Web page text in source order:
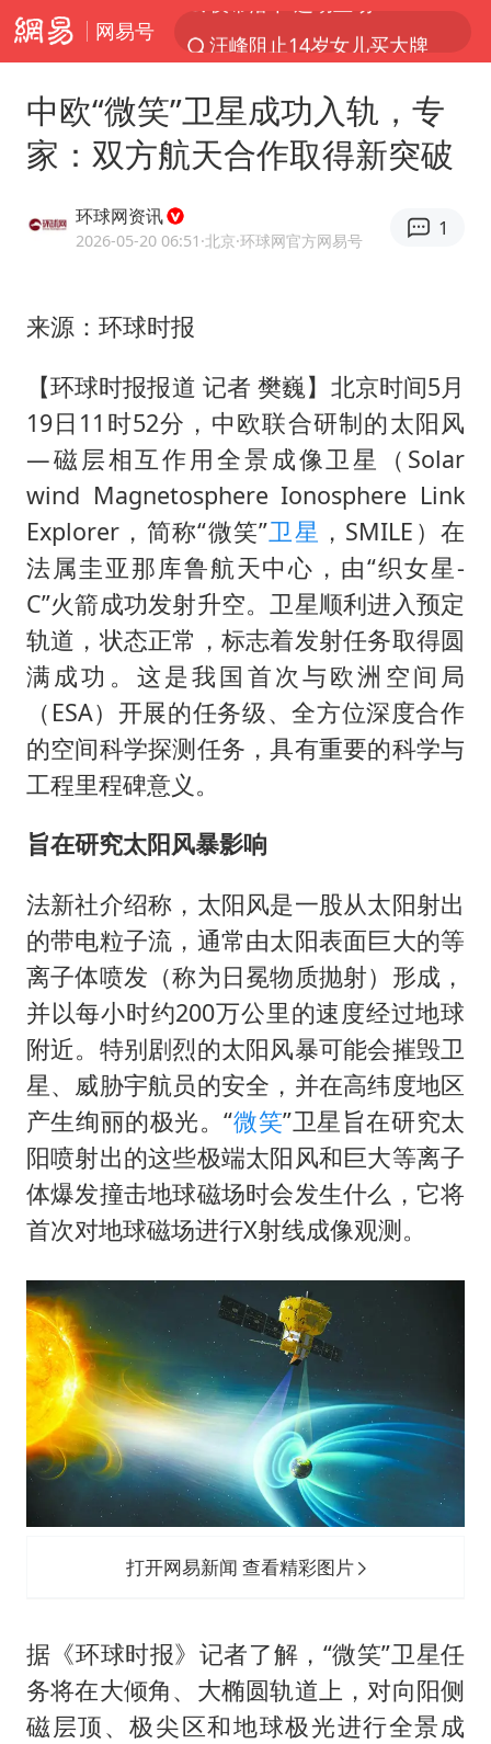
网易号
汪峰阻止14岁女儿买大牌
立秋的仪式感
改名后的“青海拉面”店
四川宜宾市高县发生4.9级地震
女子开一天一夜空调后二氧化碳中毒
男子杀人后逃进深山21年活得像野人
985博士后被曝在妻子孕期出轨后续
“空调24小时开着更省电”不实
粉笔教育发布“自曝式”公开信
OpenAI为免费用户升级GPT-5.6 Luna
如何把百年大党建设得更加坚强有力？
中欧“微笑”卫星成功入轨，专
家：双方航天合作取得新突破
环球网资讯
2026-05-20 06:51 ·北京·环球网官方网易号
1
来源：环球时报
【环球时报报道 记者 樊巍】北京时间5月
19日11时52分，中欧联合研制的太阳风
—磁层相互作用全景成像卫星（Solar
wind Magnetosphere Ionosphere Link
Explorer，简称“微笑”卫星 ，SMILE）在
法属圭亚那库鲁航天中心，由“织女星-
C”火箭成功发射升空。卫星顺利进入预定
轨道，状态正常，标志着发射任务取得圆
满成功。这是我国首次与欧洲空间局
（ESA）开展的任务级、全方位深度合作
的空间科学探测任务，具有重要的科学与
工程里程碑意义。
旨在研究太阳风暴影响
法新社介绍称，太阳风是一股从太阳射出
的带电粒子流，通常由太阳表面巨大的等
离子体喷发（称为日冕物质抛射）形成，
并以每小时约200万公里的速度经过地球
附近。特别剧烈的太阳风暴可能会摧毁卫
星、威胁宇航员的安全，并在高纬度地区
产生绚丽的极光。“微笑”卫星旨在研究太
阳喷射出的这些极端太阳风和巨大等离子
体爆发撞击地球磁场时会发生什么，它将
首次对地球磁场进行X射线成像观测。
打开网易新闻 查看精彩图片
据《环球时报》记者了解，“微笑”卫星任
务将在大倾角、大椭圆轨道上，对向阳侧
磁层顶、极尖区和地球极光进行全景成